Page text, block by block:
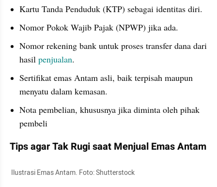
Kartu Tanda Penduduk (KTP) sebagai identitas diri.
Nomor Pokok Wajib Pajak (NPWP) jika ada.
Nomor rekening bank untuk proses transfer dana dari
hasil penjualan.
Sertifikat emas Antam asli, baik terpisah maupun
menyatu dalam kemasan.
Nota pembelian, khususnya jika diminta oleh pihak
pembeli
Tips agar Tak Rugi saat Menjual Emas Antam
Ilustrasi Emas Antam. Foto: Shutterstock